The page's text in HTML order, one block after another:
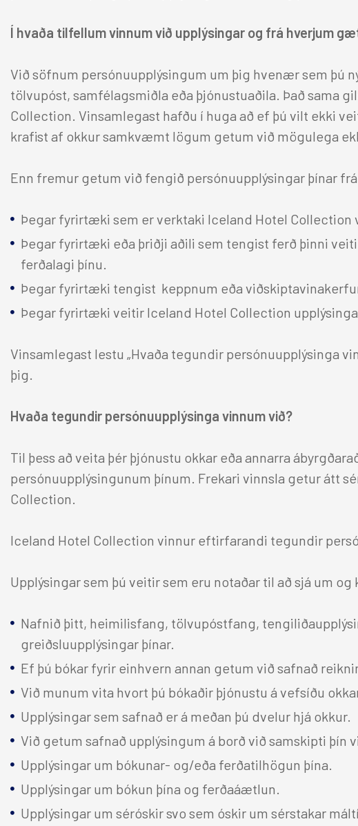
Í hvaða tilfellum vinnum við upplýsingar og frá hverjum
Við söfnum persónuupplýsingum um þig hvenær sem þú
tölvupóst, samfélagsmiðla eða þjónustuaðila. Það sama
Collection. Vinsamlegast hafðu í huga að ef þú vilt ekki
krafist af okkur samkvæmt lögum getum við mögulega
Enn fremur getum við fengið persónuupplýsingar þínar
Þegar fyrirtæki sem er verktaki Iceland Hotel Collection
Þegar fyrirtæki eða þriðji aðili sem tengist ferð þinni
ferðalagi þínu.
Þegar fyrirtæki tengist keppnum eða
Þegar fyrirtæki veitir Iceland Hotel Collection
Vinsamlegast lestu „Hvaða tegundir persónuupplýsinga
þig.
Hvaða tegundir persónuupplýsinga vinnum við?
Til þess að veita þér þjónustu okkar eða annarra
persónuupplýsingunum þínum. Frekari vinnsla getur átt
Collection.
Iceland Hotel Collection vinnur eftirfarandi tegundir
Upplýsingar sem þú veitir sem eru notaðar til að sjá um
Nafnið þitt, heimilisfang, tölvupóstfang,
greiðsluupplýsingar þínar.
Ef þú bókar fyrir einhvern annan getum við safnað
Við munum vita hvort þú bókaðir þjónustu á vefsíðu
Upplýsingar sem safnað er á meðan þú dvelur hjá okkur.
Við getum safnað upplýsingum á borð við samskipti þín
Upplýsingar um bókunar- og/eða ferðatilhögun þína.
Upplýsingar um bókun þína og ferðaáætlun.
Upplýsingar um séróskir svo sem óskir um sérstakar